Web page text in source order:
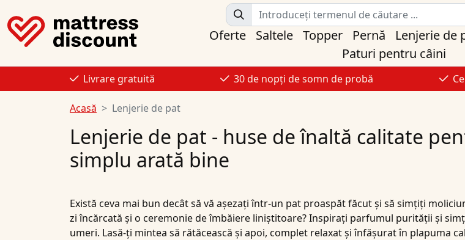
Oferte Saltele Topper Pernă Lenjerie de
Paturi pentru câini
Livrare gratuită 30 de nopți de somn de probă
Acasă Lenjerie de pat
Lenjerie de pat - huse de înaltă calitate
simplu arată bine
Există ceva mai bun decât să vă așezați într-un pat proaspăt făcut și să simțiți
zi încărcată și o ceremonie de îmbăiere liniștitoare? Inspirați parfumul purității și
umeri. Lasă-ți mintea să rătăcească și apoi, complet relaxat și înfășurat în plapuma